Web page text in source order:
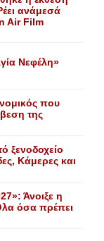
ανάμεσά
Air Film
Nεφέλη»
που
της
ξενοδοχείο
Kάμερες και
Άνοιξε η
όσα πρέπει